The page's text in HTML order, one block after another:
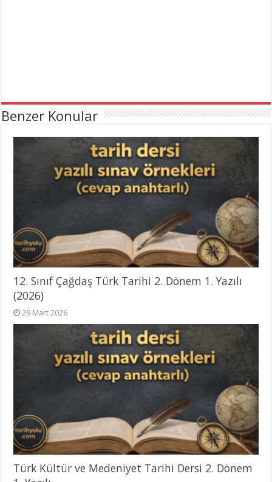
Benzer Konular
12. Sınıf Çağdaş Türk Tarihi 2. Dönem 1. Yazılı
(2026)
29 Mart 2026
Türk Kültür ve Medeniyet Tarihi Dersi 2. Dönem